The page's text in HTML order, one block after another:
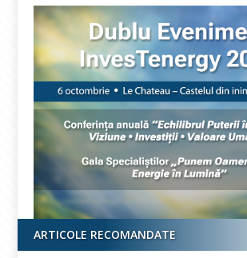
ARTICOLE RECOMANDATE